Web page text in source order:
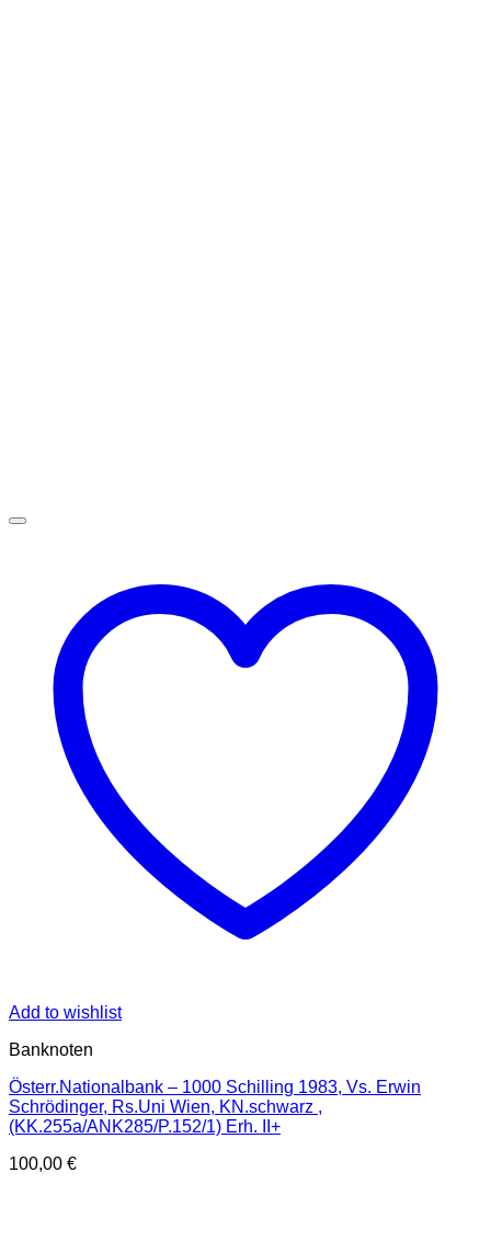
Add to wishlist
Banknoten
Österr.Nationalbank – 1000 Schilling 1983, Vs. Erwin
Schrödinger, Rs.Uni Wien, KN.schwarz ,
(KK.255a/ANK285/P.152/1) Erh. II+
100,00 €